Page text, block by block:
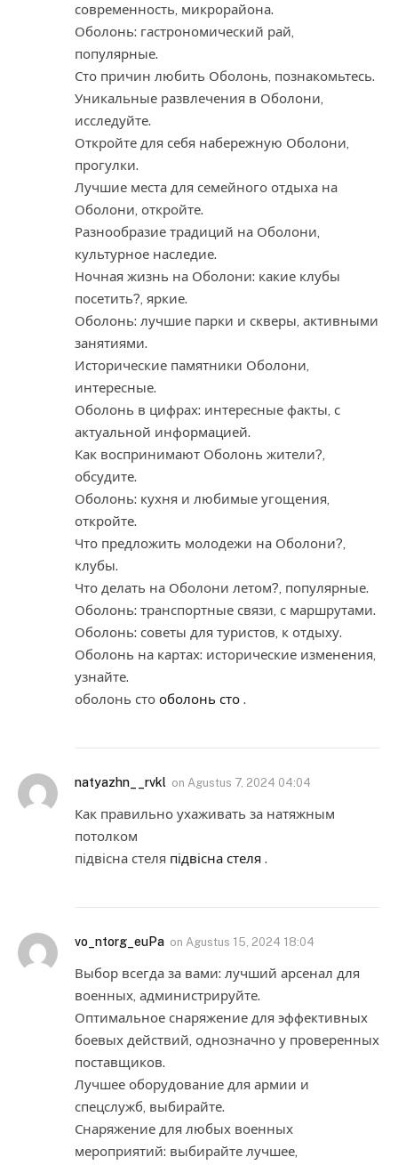
современность, микрорайона.
Оболонь: гастрономический рай,
популярные.
Сто причин любить Оболонь, познакомьтесь.
Уникальные развлечения в Оболони,
исследуйте.
Откройте для себя набережную Оболони,
прогулки.
Лучшие места для семейного отдыха на
Оболони, откройте.
Разнообразие традиций на Оболони,
культурное наследие.
Ночная жизнь на Оболони: какие клубы
посетить?, яркие.
Оболонь: лучшие парки и скверы, активными
занятиями.
Исторические памятники Оболони,
интересные.
Оболонь в цифрах: интересные факты, с
актуальной информацией.
Как воспринимают Оболонь жители?,
обсудите.
Оболонь: кухня и любимые угощения,
откройте.
Что предложить молодежи на Оболони?,
клубы.
Что делать на Оболони летом?, популярные.
Оболонь: транспортные связи, с маршрутами.
Оболонь: советы для туристов, к отдыху.
Оболонь на картах: исторические изменения,
узнайте.
оболонь сто оболонь сто .
natyazhn__rvkl on Agustus 7, 2024 04:04
Как правильно ухаживать за натяжным
потолком
підвісна стеля підвісна стеля .
vo_ntorg_euPa on Agustus 15, 2024 18:04
Выбор всегда за вами: лучший арсенал для
военных, администрируйте.
Оптимальное снаряжение для эффективных
боевых действий, однозначно у проверенных
поставщиков.
Лучшее оборудование для армии и
спецслужб, выбирайте.
Снаряжение для любых военных
мероприятий: выбирайте лучшее,